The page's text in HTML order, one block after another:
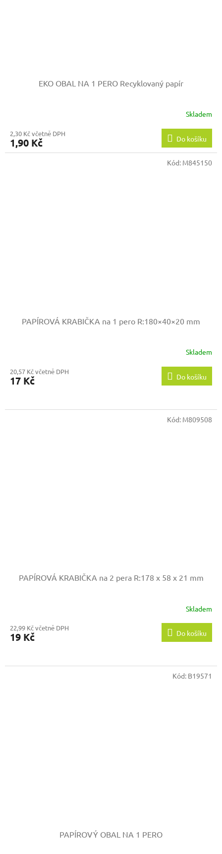
EKO OBAL NA 1 PERO Recyklovaný papír
Skladem
2,30 Kč včetně DPH
1,90 Kč Do košíku
PAPÍROVÁ KRABIČKA na 1 pero R:180×40×20 mm
Skladem
20,57 Kč včetně DPH
17 Kč Do košíku
Kód: M845150
PAPÍROVÁ KRABIČKA na 2 pera R:178 x 58 x 21 mm
Skladem
22,99 Kč včetně DPH
19 Kč Do košíku
Kód: M809508
PAPÍROVÝ OBAL NA 1 PERO
Kód: B19571